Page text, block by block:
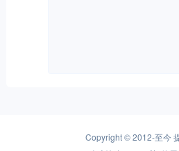
Copyright © 2012-至今